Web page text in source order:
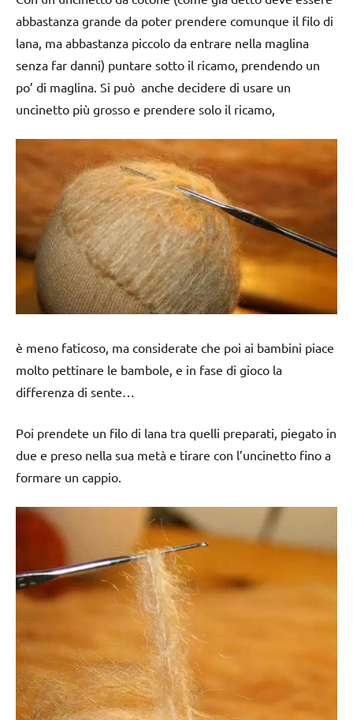
abbastanza grande da poter prendere comunque il filo di
lana, ma abbastanza piccolo da entrare nella maglina
senza far danni) puntare sotto il ricamo, prendendo un
po’ di maglina. Si può anche decidere di usare un
uncinetto più grosso e prendere solo il ricamo,
è meno faticoso, ma considerate che poi ai bambini piace
molto pettinare le bambole, e in fase di gioco la
differenza di sente…
Poi prendete un filo di lana tra quelli preparati, piegato in
due e preso nella sua metà e tirare con l’uncinetto fino a
formare un cappio.